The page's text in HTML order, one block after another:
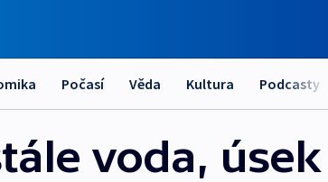
Počasí Věda Kultura Podcasty
voda,